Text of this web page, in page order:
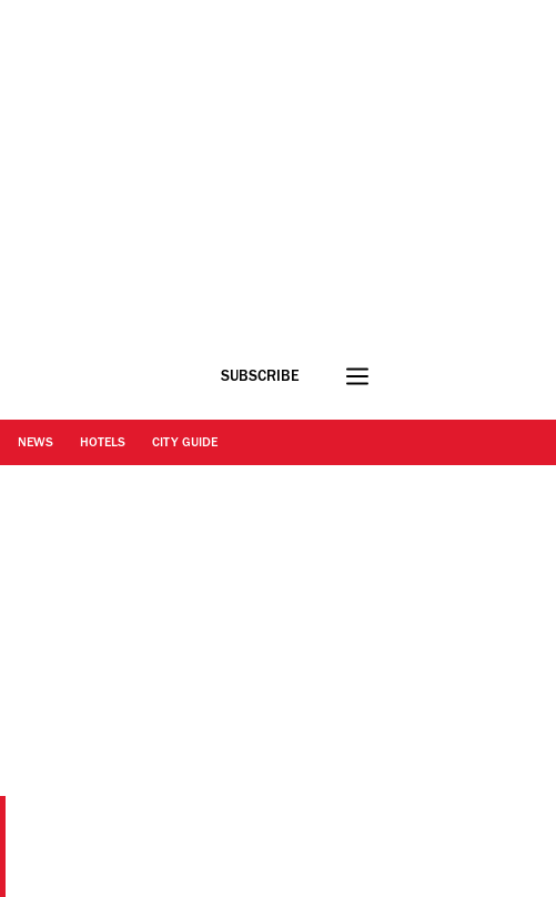
SUBSCRIBE
NEWS HOTELS CITY GUIDE